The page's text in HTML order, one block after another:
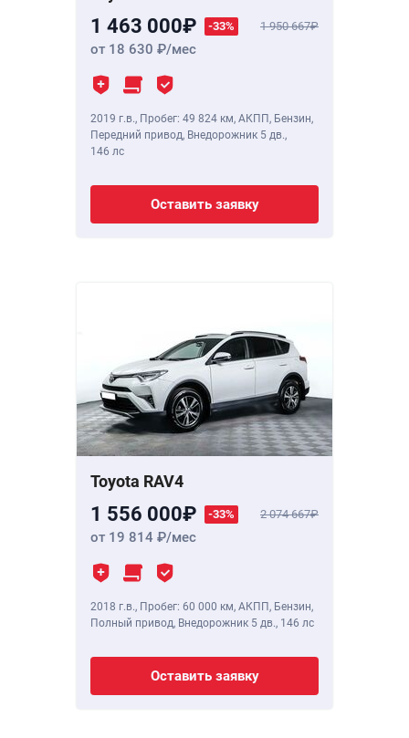
1 463 000 -33% 1 950 667
от 18 630 /мес
2019 г.в., Пробег: 49 824 км, АКПП, Бензин,
Передний привод, Внедорожник 5 дв.,
146 лс
Оставить заявку
Toyota RAV4
1 556 000 -33% 2 074 667
от 19 814 /мес
2018 г.в., Пробег: 60 000 км, АКПП, Бензин,
Полный привод, Внедорожник 5 дв., 146 лс
Оставить заявку